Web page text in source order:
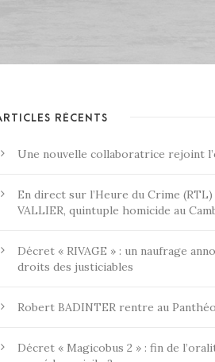
RÉCENTS
Une nouvelle collaboratrice rejoint
En direct sur l’Heure du Crime
VALLIER, quintuple homicide au
Décret « RIVAGE » : un naufrage
droits des justiciables
Robert BADINTER rentre au
Décret « Magicobus 2 » : fin de